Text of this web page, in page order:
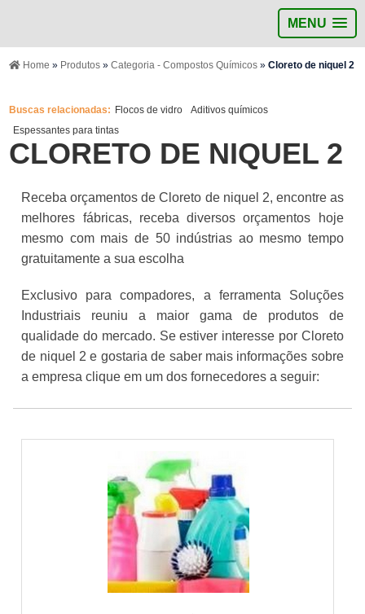
MENU
Home » Produtos» Categoria - Compostos Químicos» Cloreto de niquel 2
Buscas relacionadas: Flocos de vidro
Aditivos químicos
Espessantes para tintas
CLORETO DE NIQUEL 2
Receba orçamentos de Cloreto de niquel 2, encontre as
melhores fábricas, receba diversos orçamentos hoje
mesmo com mais de 50 indústrias ao mesmo tempo
gratuitamente a sua escolha
Exclusivo para compadores, a ferramenta Soluções
Industriais reuniu a maior gama de produtos de
qualidade do mercado. Se estiver interesse por Cloreto
de niquel 2 e gostaria de saber mais informações sobre
a empresa clique em um dos fornecedores a seguir: